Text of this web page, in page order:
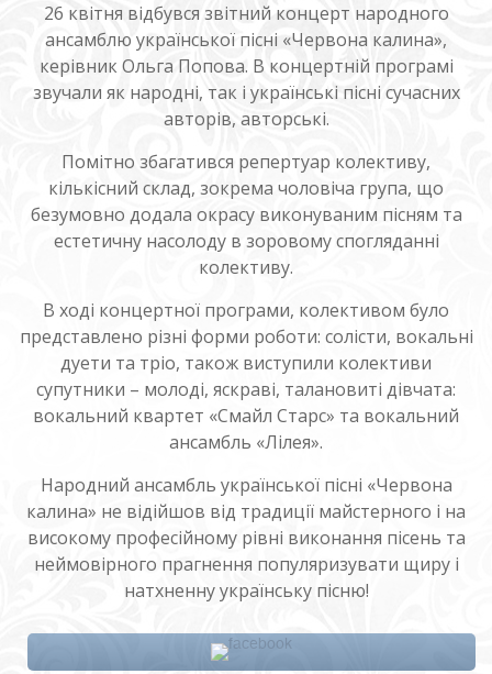
26 квітня відбувся звітний концерт народного
ансамблю української пісні «Червона калина»,
керівник Ольга Попова. В концертній програмі
звучали як народні, так і українські пісні сучасних
авторів, авторські.
Помітно збагатився репертуар колективу,
кількісний склад, зокрема чоловіча група, що
безумовно додала окрасу виконуваним пісням та
естетичну насолоду в зоровому спогляданні
колективу.
В ході концертної програми, колективом було
представлено різні форми роботи: солісти, вокальні
дуети та тріо, також виступили колективи
супутники – молоді, яскраві, талановиті дівчата:
вокальний квартет «Смайл Старс» та вокальний
ансамбль «Лілея».
Народний ансамбль української пісні «Червона
калина» не відійшов від традиції майстерного і на
високому професійному рівні виконання пісень та
неймовірного прагнення популяризувати щиру і
натхненну українську пісню!